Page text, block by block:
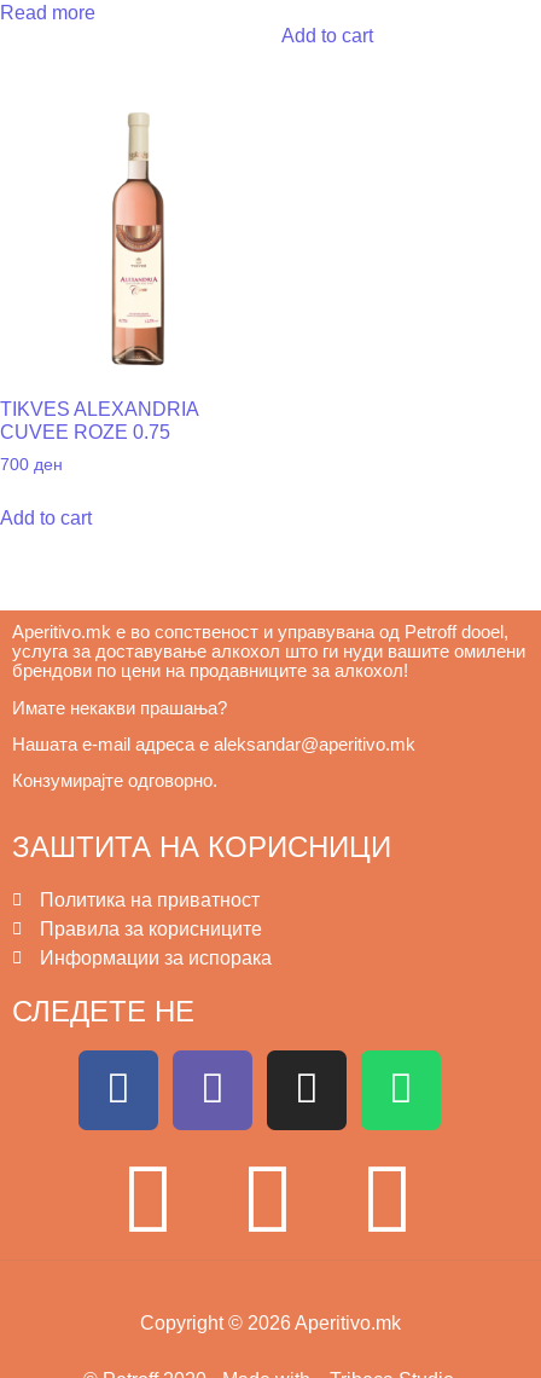
Read more
Add to cart
TIKVES ALEXANDRIA
CUVEE ROZE 0.75
700 ден
Add to cart
Aperitivo.mk е во сопственост и управувана од Petroff dooel,
услуга за доставување алкохол што ги нуди вашите омилени
брендови по цени на продавниците за алкохол!
Имате некакви прашања?
Нашата e-mail адреса е aleksandar@aperitivo.mk
Конзумирајте одговорно.
ЗАШТИТА НА КОРИСНИЦИ
Политика на приватност
Правила за корисниците
Информации за испорака
СЛЕДЕТЕ НЕ
Copyright © 2026 Aperitivo.mk